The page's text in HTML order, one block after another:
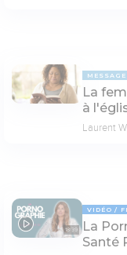
MESSAGE
La
à
Laurent
18:39
VIDÉO
La
Santé